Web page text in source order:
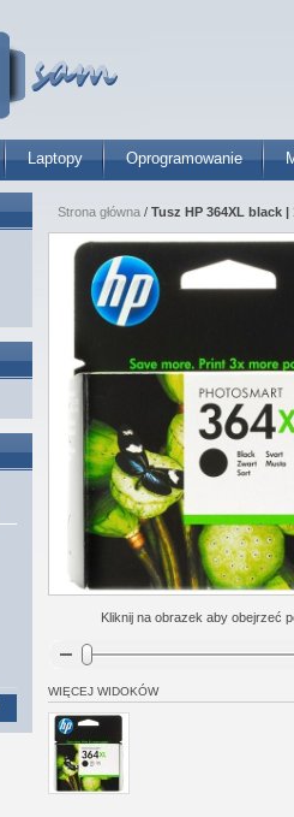
Laptopy Oprogramowanie
Strona główna / Tusz HP 364XL black |
Kliknij na obrazek aby obejrzeć
WIĘCEJ WIDOKÓW